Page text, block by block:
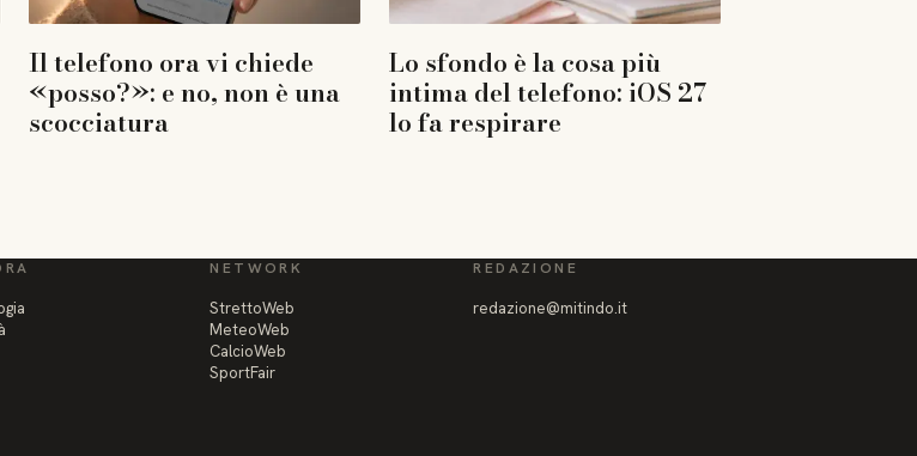
Il telefono ora vi chiede
«posso?»: e no, non è una
scocciatura
Lo sfondo è la cosa più
intima del telefono: iOS 27
lo fa respirare
NETWORK
StrettoWeb
MeteoWeb
CalcioWeb
SportFair
REDAZIONE
redazione@mitindo.it